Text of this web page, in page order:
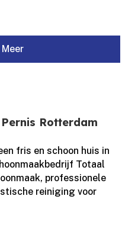
Meer
Rotterdam
fris en schoon huis in
Totaal
professionele
reiniging voor